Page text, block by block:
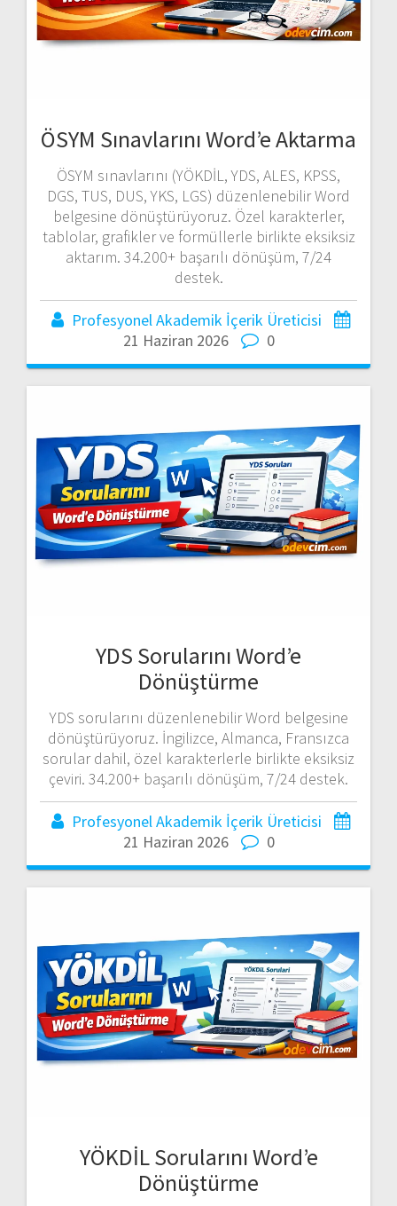
ÖSYM Sınavlarını Word’e Aktarma
ÖSYM sınavlarını (YÖKDİL, YDS, ALES, KPSS,
DGS, TUS, DUS, YKS, LGS) düzenlenebilir Word
belgesine dönüştürüyoruz. Özel karakterler,
tablolar, grafikler ve formüllerle birlikte eksiksiz
aktarım. 34.200+ başarılı dönüşüm, 7/24
destek.
Profesyonel Akademik İçerik Üreticisi
21 Haziran 2026
0
YDS Sorularını Word’e
Dönüştürme
YDS sorularını düzenlenebilir Word belgesine
dönüştürüyoruz. İngilizce, Almanca, Fransızca
sorular dahil, özel karakterlerle birlikte eksiksiz
çeviri. 34.200+ başarılı dönüşüm, 7/24 destek.
Profesyonel Akademik İçerik Üreticisi
21 Haziran 2026
0
YÖKDİL Sorularını Word’e
Dönüştürme